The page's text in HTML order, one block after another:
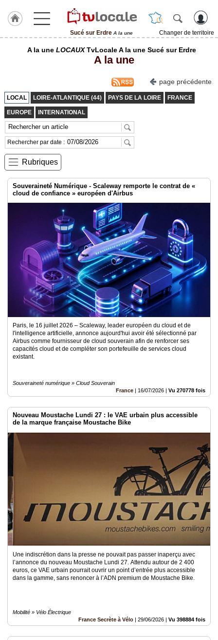
Sucé sur Erdre A la une
Changer de territoire
sur
Erdre
TvLocale
France
Accueil
RUBRIQUES
Agenda
Médias
groupe
Inscription
annuaire
Accès
éditeur
A la une LOCAUXTvLocale A la une Sucé sur Erdre
A la une
page précédente
LOCAL LOIRE-ATLANTIQUE (44) PAYS DE LA LOIRE FRANCE
EUROPE INTERNATIONAL
Rechercher par date :
Rubriques
Souveraineté Numérique - Scaleway remporte le contrat de «
cloud de confiance » européen d'Airbus
Paris, le 16 juillet 2026 – Scaleway, leader européen du cloud et de
l'intelligence artificielle, annonce aujourd'hui avoir été sélectionné par
Airbus comme fournisseur de cloud souverain afin de renforcer ses
capacités cloud et de compléter son portefeuille de services cloud
existant.
Souveraineté numérique » Cloud Souverain
France | 16/07/2026 | Vu 270778 fois
Nouveau Moustache Lundi 27 : le VAE urbain plus accessible
de la marque française Moustache Bike
Une indiscrétion dans la presse ne pouvait pas passer inaperçu avec
l’annonce du nouveau Moustache Lundi 27. Attendu autour de 2 400
euros, ce VAE urbain pourrait ouvrir un point d’entrée plus accessible
dans la gamme, sans renoncer à l’ADN premium de Moustache Bike.
Mobilité » Vélo Électrique
France Secrète à Vélo | 29/06/2026 | Vu 398884 fois